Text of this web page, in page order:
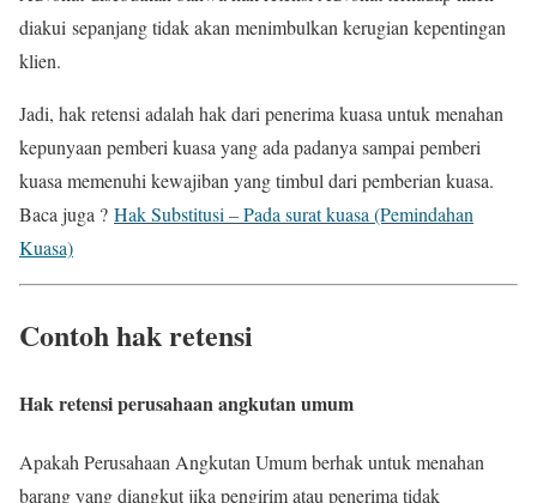
diakui sepanjang tidak akan menimbulkan kerugian kepentingan
klien.
Jadi, hak retensi adalah hak dari penerima kuasa untuk menahan
kepunyaan pemberi kuasa yang ada padanya sampai pemberi
kuasa memenuhi kewajiban yang timbul dari pemberian kuasa.
Baca juga ? Hak Substitusi – Pada surat kuasa (Pemindahan
Kuasa)
Contoh hak retensi
Hak retensi perusahaan angkutan umum
Apakah Perusahaan Angkutan Umum berhak untuk menahan
barang yang diangkut jika pengirim atau penerima tidak